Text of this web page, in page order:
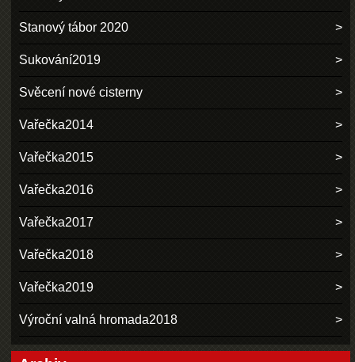
Stanový tábor 2020
Sukování2019
Svěcení nové cisterny
Vařečka2014
Vařečka2015
Vařečka2016
Vařečka2017
Vařečka2018
Vařečka2019
Výroční valná hromada2018